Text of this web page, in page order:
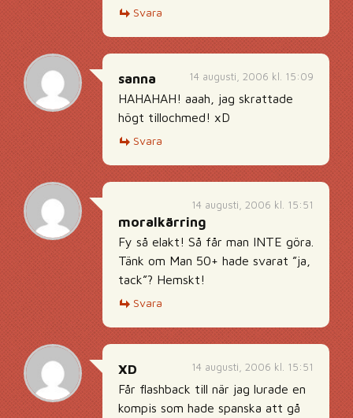
Svara
14 augusti, 2006 kl. 15:09
sanna
HAHAHAH! aaah, jag skrattade
högt tillochmed! xD
Svara
14 augusti, 2006 kl. 15:51
moralkärring
Fy så elakt! Så får man INTE göra.
Tänk om Man 50+ hade svarat ”ja,
tack”? Hemskt!
Svara
14 augusti, 2006 kl. 15:51
XD
Får flashback till när jag lurade en
kompis som hade spanska att gå